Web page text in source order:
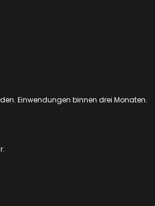
Einwendungen binnen drei Monaten.